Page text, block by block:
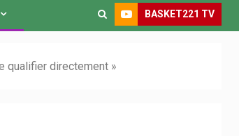
BASKET221 TV
qualifier directement »